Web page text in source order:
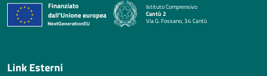
Istituto Comprensivo
Cantù 2
Via G. Fossano, 34 Cantù
— Visita la pagina iniziale della scuola
Link Esterni